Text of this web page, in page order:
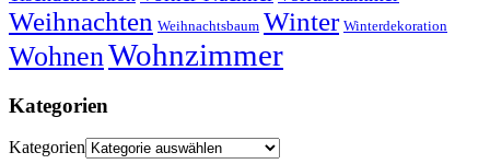
Weihnachten Weihnachtsbaum Winter Winterdekoration
WohnenWohnzimmer
Kategorien
Kategorien